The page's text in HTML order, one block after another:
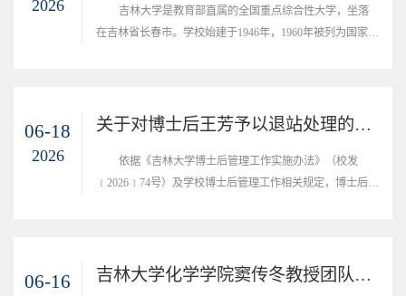
2026
吉林大学是教育部直属的全国重点综合性大学，坐落
在吉林省长春市。学校始建于1946年，1960年被列为国家重
管理的学校，2017年入选国家一流大学建设高校。一、流动
学科博士学位授权单位，首批博士后科研流动...
06-18
2026
关于对博士后王芳予以退站处理的公告
依据《吉林大学博士后管理工作实施办法》（校发
﹝2026﹞74号）及学校博士后管理工作相关规定，博士后王
在站时间超过6年。经学院研究，决定对王芳作退站处理，
06-16 吉林大学化学学院窦传冬教授团队博士后招聘启事